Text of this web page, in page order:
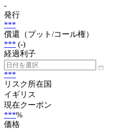
-
発行
***
償還（プット/コール権）
*** (-)
経過利子
***
リスク所在国
イギリス
現在クーポン
***%
価格